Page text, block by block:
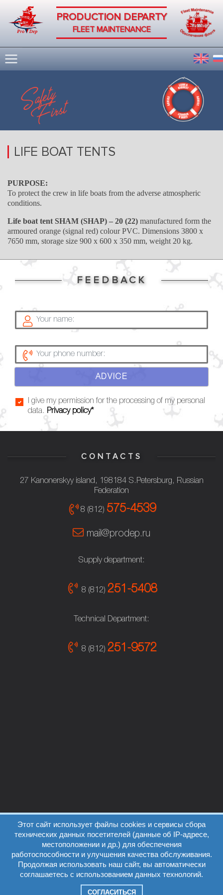
PRODUCTION DEPARTY
FLEET MAINTENANCE
LIFE BOAT TENTS
PURPOSE:
To protect the crew in life boats from the adverse atmospheric
conditions.
Life boat tent SHAM (SHAP) – 20 (22) manufactured form the
armoured orange (signal red) colour PVC. Dimensions 3800 x
7650 mm, storage size 900 x 600 x 350 mm, weight 20 kg.
FEEDBACK
ADVICE
I give my permission for the processing of my personal
data. Privacy policy*
CONTACTS
27 Kanonerskyy island, 198184 S.Petersburg, Russian
Federation
8 (812) 575-4539
mail@prodep.ru
Supply department:
8 (812)251-5408
Technical Department:
8 (812)251-9572
Информация на сайте, все фото и видеоматериалы размещены с учетом согласия
Этот сайт использует файлы cookies и сервисы сбора
технических данных посетителей (данные об IP-адресе,
местоположении и др.) для обеспечения
работоспособности и улучшения качества обслуживания.
Продолжая использовать наш сайт, вы автоматически
соглашаетесь с использованием данных технологий.
СОГЛАСИТЬСЯ